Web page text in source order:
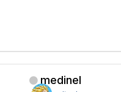
medinel